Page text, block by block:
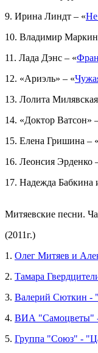
9. Ирина Линдт – «Не
10. Владимир
11. Лада Дэнс – «
12. «Ариэль» – «
13. Лолита
14. «Доктор Ватсон»
15. Елена Гришина – «
16. Леонсия Эрденко
17. Надежда Бабкина
Митяевские песни.
(2011г.)
1. Олег Митяев и
2. Тамара
3. Валерий Сюткин -
4. ВИА "Самоцветы"
5. Группа "Союз" -